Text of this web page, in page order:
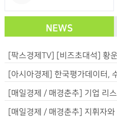
NEWS
[매일경제 / 매경춘추] 기업 리
[매일경제 / 매경춘추] 지휘자